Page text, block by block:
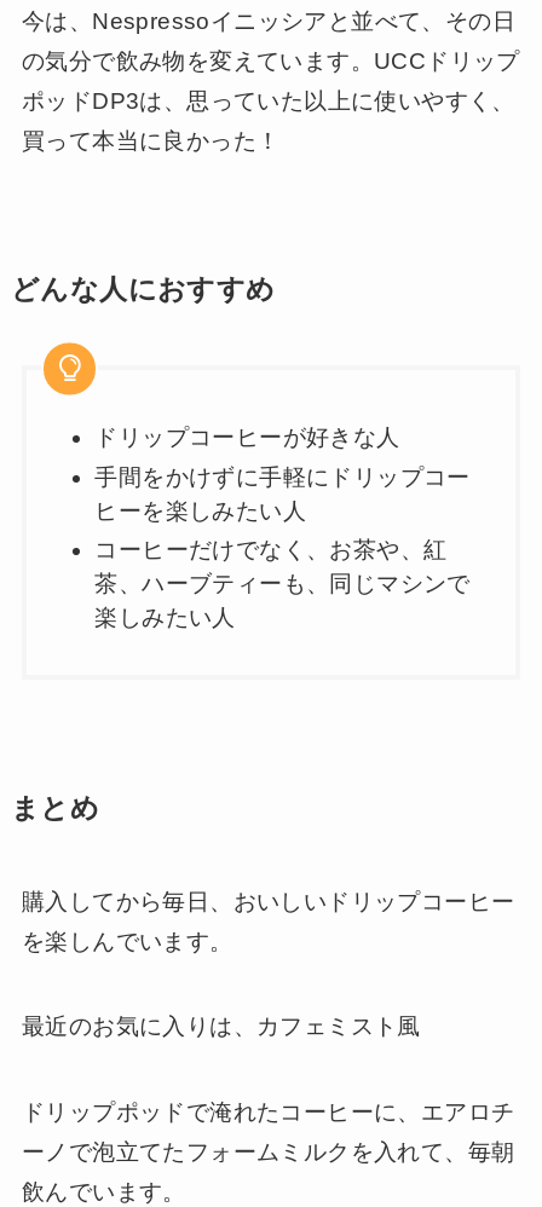
今は、Nespressoイニッシアと並べて、その日
の気分で飲み物を変えています。UCCドリップ
ポッドDP3は、思っていた以上に使いやすく、
買って本当に良かった！
どんな人におすすめ
ドリップコーヒーが好きな人
手間をかけずに手軽にドリップコー
ヒーを楽しみたい人
コーヒーだけでなく、お茶や、紅
茶、ハーブティーも、同じマシンで
楽しみたい人
まとめ
購入してから毎日、おいしいドリップコーヒー
を楽しんでいます。
最近のお気に入りは、カフェミスト風
ドリップポッドで淹れたコーヒーに、エアロチ
ーノで泡立てたフォームミルクを入れて、毎朝
飲んでいます。